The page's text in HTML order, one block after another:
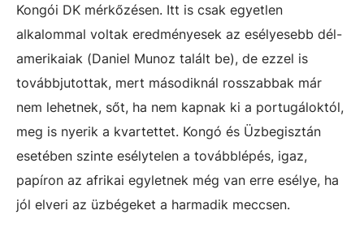
Kongói DK mérkőzésen. Itt is csak egyetlen
alkalommal voltak eredményesek az esélyesebb dél-
amerikaiak (Daniel Munoz talált be), de ezzel is
továbbjutottak, mert másodiknál rosszabbak már
nem lehetnek, sőt, ha nem kapnak ki a portugáloktól,
meg is nyerik a kvartettet. Kongó és Üzbegisztán
esetében szinte esélytelen a továbblépés, igaz,
papíron az afrikai egyletnek még van erre esélye, ha
jól elveri az üzbégeket a harmadik meccsen.